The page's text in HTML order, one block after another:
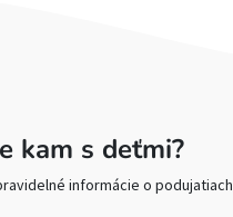
kam s deťmi?
informácie o podujatiach